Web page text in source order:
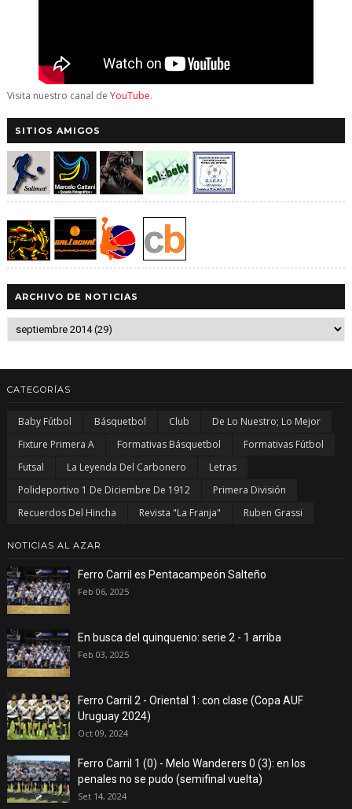
Visita nuestro canal de YouTube.
SITIOS AMIGOS
ARCHIVO DE NOTICIAS
CATEGORÍAS
Baby Fútbol Básquetbol Club
De Lo Nuestro; Lo Mejor
Fixture Primera A
Formativas Básquetbol
Formativas Fútbol
Futsal
La Leyenda Del Carbonero
Letras
Polideportivo 1 De Diciembre De 1912
Primera División
Recuerdos Del Hincha
Revista "La Franja" Ruben Grassi
NOTICIAS AL AZAR
Ferro Carril es Pentacampeón Salteño
Feb 06, 2025
En busca del quinquenio: serie 2 - 1 arriba
Feb 03, 2025
Ferro Carril 2 - Oriental 1: con clase (Copa AUF
Uruguay 2024)
Oct 09, 2024
Ferro Carril 1 (0) - Melo Wanderers 0 (3): en los
penales no se pudo (semifinal vuelta)
Set 14, 2024